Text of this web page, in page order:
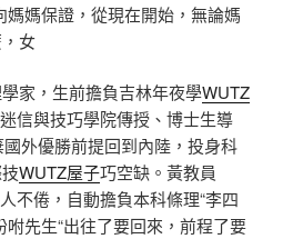
媽媽保證，從現在開始，無論媽
女
家，生前擔負吉林年夜學WUTZ
信與技巧學院傳授、博士生導
外優勝前提回到內陸，投身科
WUTZ屋子巧空缺。黃教員
不倦，自動擔負本科條理“李四
先生“出往了要回來，前程了要